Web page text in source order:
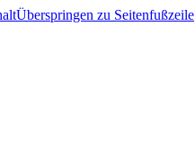
Überspringen zu Seitenfußzeile